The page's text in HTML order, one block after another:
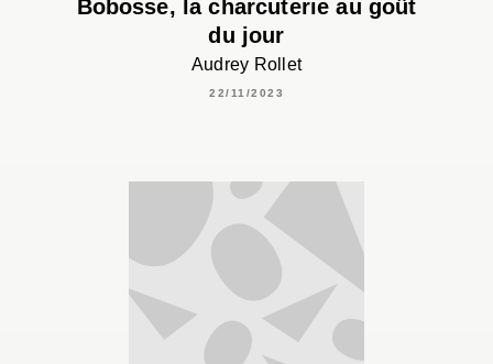
Bobosse, la charcuterie au goût
du jour
Audrey Rollet
22/11/2023